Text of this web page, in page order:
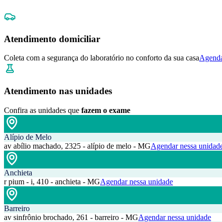
Atendimento domiciliar
Coleta com a segurança do laboratório no conforto da sua casa
Atendimento nas unidades
Confira as unidades que fazem o exame
Alípio de Melo
av abílio machado, 2325 - alípio de melo - MGAgendar nessa
Anchieta
r pium - i, 410 - anchieta - MGAgendar nessa unidade
Barreiro
av sinfrônio brochado, 261 - barreiro - MGAgendar nessa unidade